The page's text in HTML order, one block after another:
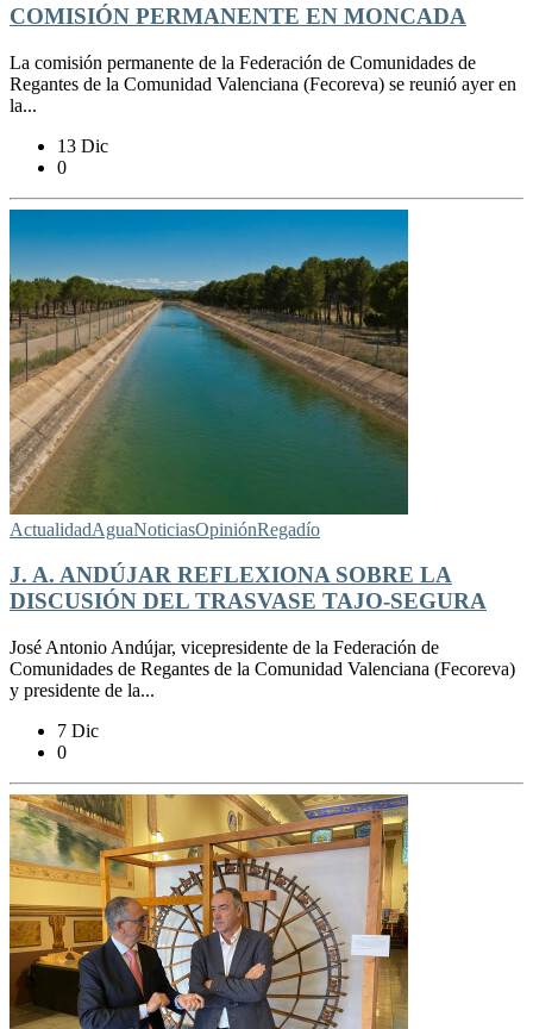
COMISIÓN PERMANENTE EN MONCADA
La comisión permanente de la Federación de Comunidades de
Regantes de la Comunidad Valenciana (Fecoreva) se reunió ayer en
la...
13 Dic
0
ActualidadAguaNoticiasOpiniónRegadío
J. A. ANDÚJAR REFLEXIONA SOBRE LA
DISCUSIÓN DEL TRASVASE TAJO-SEGURA
José Antonio Andújar, vicepresidente de la Federación de
Comunidades de Regantes de la Comunidad Valenciana (Fecoreva)
y presidente de la...
7 Dic
0